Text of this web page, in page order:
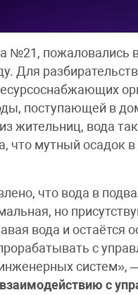
№21, пожаловались
Для
поступающей в
жительниц, вода
что мутный осадок
что вода в
но
вода и остаётся
с
систем»,
взаимодействию с